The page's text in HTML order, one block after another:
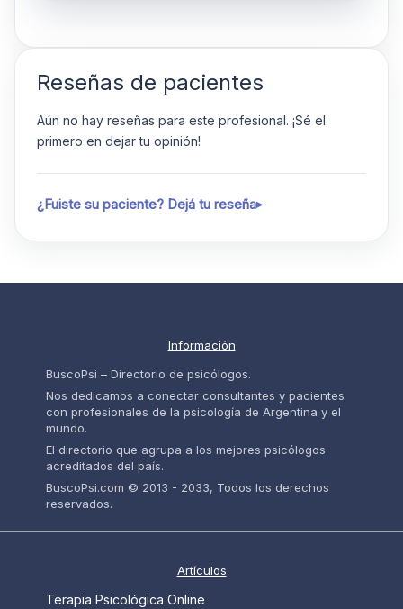
Reseñas de pacientes
Aún no hay reseñas para este profesional. ¡Sé el
primero en dejar tu opinión!
¿Fuiste su paciente? Dejá tu reseña
Información
BuscoPsi – Directorio de psicólogos.
Nos dedicamos a conectar consultantes y pacientes
con profesionales de la psicología de Argentina y el
mundo.
El directorio que agrupa a los mejores psicólogos
acreditados del país.
BuscoPsi.com © 2013 - 2033, Todos los derechos
reservados.
Artículos
Terapia Psicológica Online